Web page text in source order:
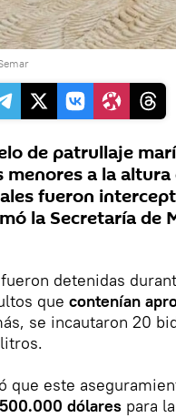
de patrullaje
menores a la
fueron
la Secretaría de
detenidas
que contenían
se incautaron 20
que este
dólares para